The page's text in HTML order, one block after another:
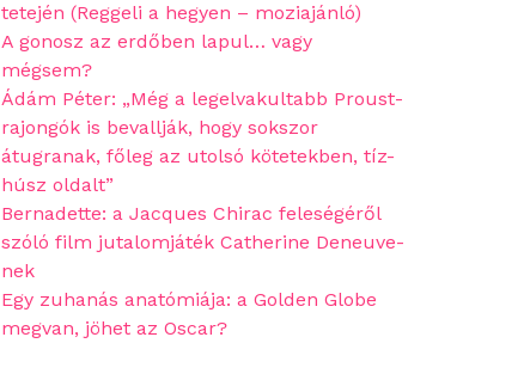
tetején (Reggeli a hegyen – moziajánló)
A gonosz az erdőben lapul… vagy
mégsem?
Ádám Péter: „Még a legelvakultabb Proust-
rajongók is bevallják, hogy sokszor
átugranak, főleg az utolsó kötetekben, tíz-
húsz oldalt”
Bernadette: a Jacques Chirac feleségéről
szóló film jutalomjáték Catherine Deneuve-
nek
Egy zuhanás anatómiája: a Golden Globe
megvan, jöhet az Oscar?